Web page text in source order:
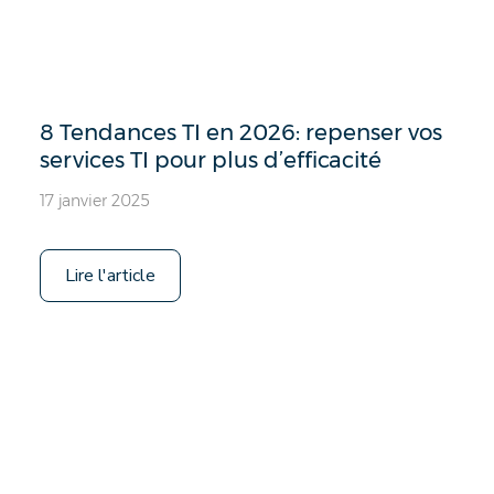
8 Tendances TI en 2026: repenser vos
services TI pour plus d’efficacité
17 janvier 2025
Lire l'article